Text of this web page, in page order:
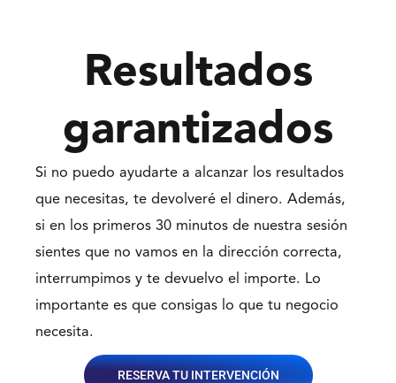
Resultados
garantizados
Si no puedo ayudarte a alcanzar los resultados
que necesitas, te devolveré el dinero. Además,
si en los primeros 30 minutos de nuestra sesión
sientes que no vamos en la dirección correcta,
interrumpimos y te devuelvo el importe. Lo
importante es que consigas lo que tu negocio
necesita.
RESERVA TU INTERVENCIÓN